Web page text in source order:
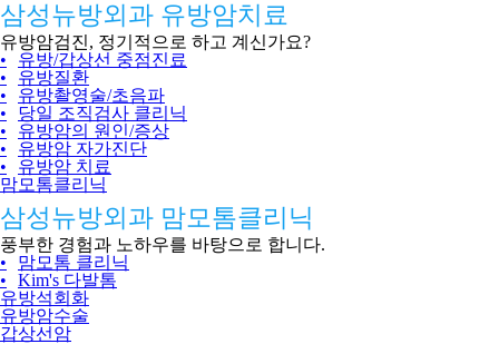
삼성뉴방외과 유방암치료
유방암검진, 정기적으로 하고 계신가요?
•
유방/갑상선 중점진료
•
유방질환
•
유방촬영술/초음파
•
당일 조직검사 클리닉
•
유방암의 원인/증상
•
유방암 자가진단
•
유방암 치료
맘모톰클리닉
삼성뉴방외과 맘모톰클리닉
풍부한 경험과 노하우를 바탕으로 합니다.
•
맘모톰 클리닉
•
Kim's 다발톰
유방석회화
유방암수술
갑상선암